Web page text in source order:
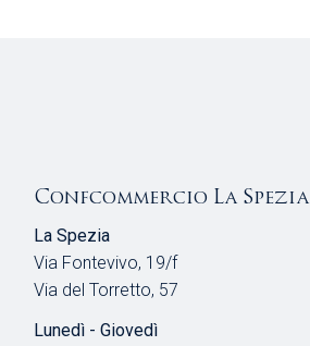
Confcommercio La Spezia
La Spezia
Via Fontevivo, 19/f
Via del Torretto, 57
Lunedì - Giovedì